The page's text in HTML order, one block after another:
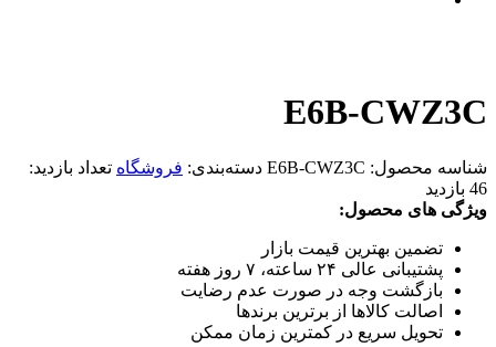
E6B-CWZ3C
شناسه محصول: E6B-CWZ3C دسته‌بندی: فروشگاه تعداد بازدید:
46 بازدید
ویژگی های محصول:
تضمین بهترین قیمت بازار
پشتیبانی عالی ۲۴ ساعته، ۷ روز هفته
بازگشت وجه در صورت عدم رضایت
اصالت کالاها از برترین برندها
تحویل سریع در کمترین زمان ممکن